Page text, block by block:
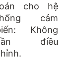
cho hệ
cảm
Không
điều